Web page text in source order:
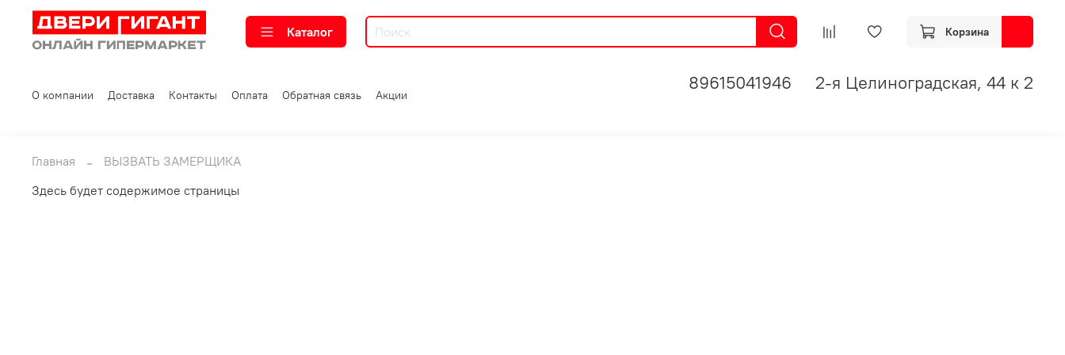
Каталог Корзина
О компании Доставка Контакты Оплата Обратная связь Акции
89615041946 2-я Целиноградская, 44 к 2
Главная
ВЫЗВАТЬ ЗАМЕРЩИКА
Здесь будет содержимое страницы